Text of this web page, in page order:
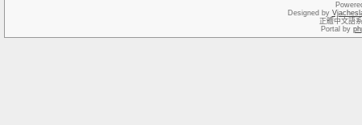
Designed by
正體中文語
Portal by